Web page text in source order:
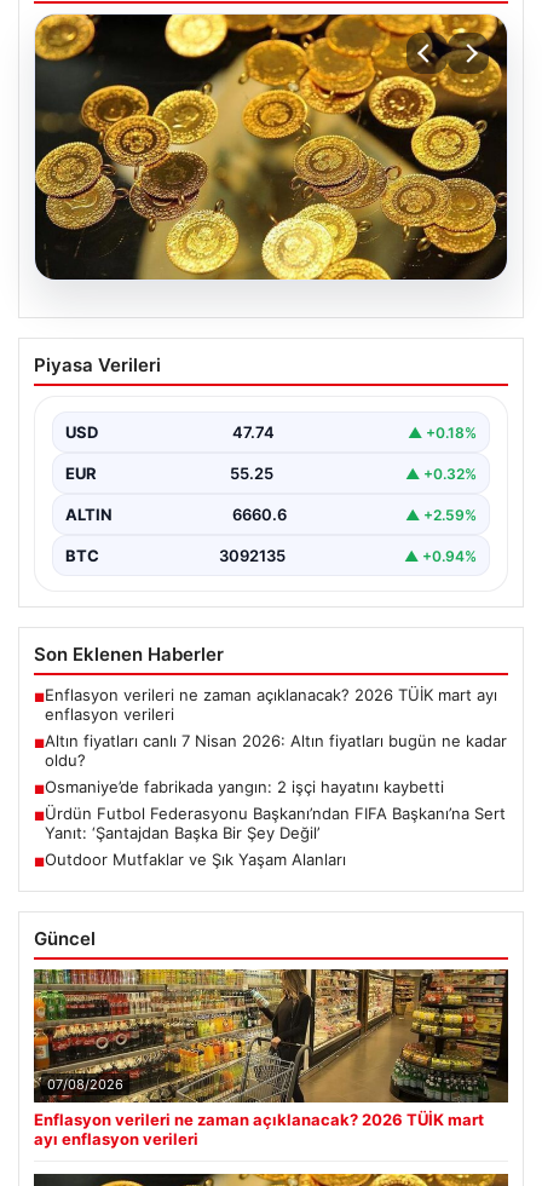
06.08.2026
Altın fiyatları canlı 7 Nisan 2026: Altın
fiyatları bugün ne kadar oldu?
"content": "Altın piyasası, uluslararası…
Piyasa Verileri
USD 47.74 ▲ +0.18%
EUR 55.25 ▲ +0.32%
ALTIN 6660.6 ▲ +2.59%
BTC 3092135 ▲ +0.94%
Son Eklenen Haberler
■Enflasyon verileri ne zaman açıklanacak? 2026 TÜİK mart ayı
enflasyon verileri
■Altın fiyatları canlı 7 Nisan 2026: Altın fiyatları bugün ne kadar
oldu?
■Osmaniye’de fabrikada yangın: 2 işçi hayatını kaybetti
■Ürdün Futbol Federasyonu Başkanı’ndan FIFA Başkanı’na Sert
Yanıt: ‘Şantajdan Başka Bir Şey Değil’
■Outdoor Mutfaklar ve Şık Yaşam Alanları
Güncel
07/08/2026
Enflasyon verileri ne zaman açıklanacak? 2026 TÜİK mart
ayı enflasyon verileri